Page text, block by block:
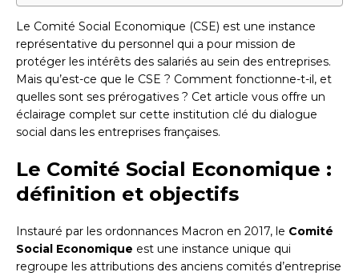
Le Comité Social Economique (CSE) est une instance
représentative du personnel qui a pour mission de
protéger les intérêts des salariés au sein des entreprises.
Mais qu’est-ce que le CSE ? Comment fonctionne-t-il, et
quelles sont ses prérogatives ? Cet article vous offre un
éclairage complet sur cette institution clé du dialogue
social dans les entreprises françaises.
Le Comité Social Economique :
définition et objectifs
Instauré par les ordonnances Macron en 2017, le Comité
Social Economique est une instance unique qui
regroupe les attributions des anciens comités d’entreprise